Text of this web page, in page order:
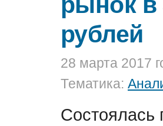
рублей
28 марта 2017
Тематика: